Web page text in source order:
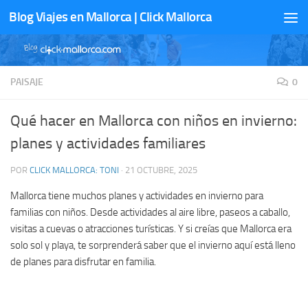
Saltar al contenido
Blog Viajes en Mallorca | Click Mallorca
PAISAJE 0
Qué hacer en Mallorca con niños en invierno:
planes y actividades familiares
POR CLICK MALLORCA: TONI · 21 OCTUBRE, 2025
Mallorca tiene muchos planes y actividades en invierno para
familias con niños. Desde actividades al aire libre, paseos a caballo,
visitas a cuevas o atracciones turísticas. Y si creías que Mallorca era
solo sol y playa, te sorprenderá saber que el invierno aquí está lleno
de planes para disfrutar en familia.